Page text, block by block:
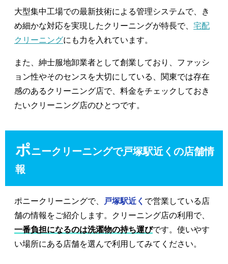
大型集中工場での最新技術による管理システムで、き
め細かな対応を実現したクリーニングが特長で、 宅配
クリーニングにも力を入れています。
また、紳士服地卸業者として創業しており、ファッシ
ョン性やそのセンスを大切にしている、関東では存在
感のあるクリーニング店で、料金をチェックしておき
たいクリーニング店のひとつです。
ポニークリーニングで戸塚駅近くの店舗情
報
ポニークリーニングで、 戸塚駅近く で営業している店
舗の情報をご紹介します。クリーニング店の利用で、
一番負担になるのは洗濯物の持ち運びです。使いやす
い場所にある店舗を選んで利用してみてください。